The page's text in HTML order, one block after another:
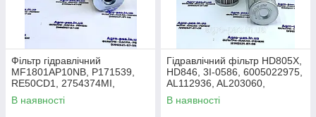
Фільтр гідравлічний
MF1801AP10NB, P171539,
RE50CD1, 2754374MI,
2754374M1, SH63316,
HF35209, CR1801
В наявності
Гідравлічний фільтр HD805X,
HD846, 3I-0586, 6005022975,
AL112936, AL203060,
3618662M2, H8076, H9076,
HF7071
В наявності